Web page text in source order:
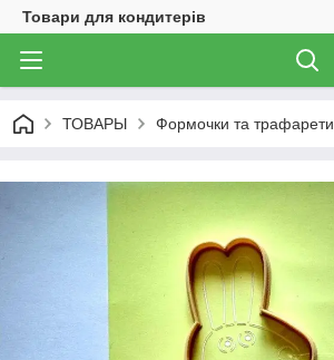
Товари для кондитерів
ТОВАРЫ Формочки та трафарети